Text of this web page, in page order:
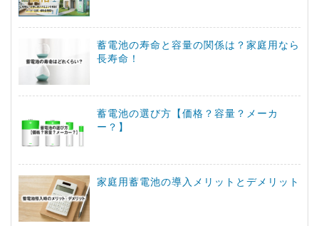
蓄電池の寿命と容量の関係は？家庭用なら
長寿命！
蓄電池の選び方【価格？容量？メーカ
ー？】
家庭用蓄電池の導入メリットとデメリット